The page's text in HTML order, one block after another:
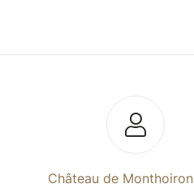
Château de Monthoiron